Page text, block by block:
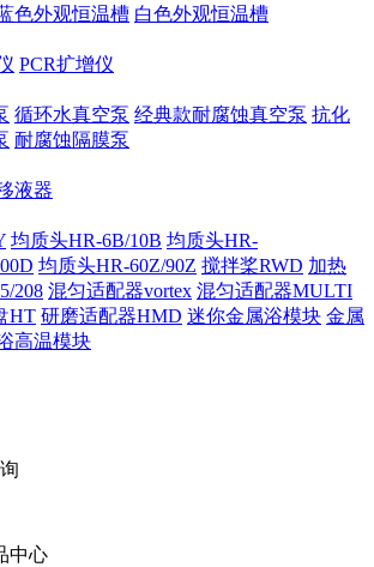
色外观恒温槽 白色外观恒温槽
PCR扩增仪
循环水真空泵 经典款耐腐蚀真空泵 抗化
耐腐蚀隔膜泵
液器
均质头HR-6B/10B 均质头HR-
均质头HR-60Z/90Z 搅拌桨RWD 加热
208 混匀适配器vortex 混匀适配器MULTI
HT 研磨适配器HMD 迷你金属浴模块 金属
高温模块
中心